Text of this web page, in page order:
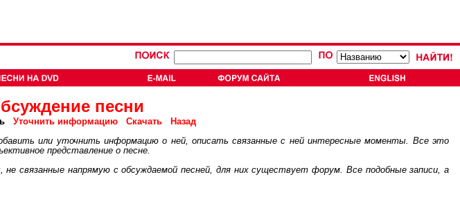
песни
Уточнить информацию Скачать
Назад
или уточнить информацию о ней, описать связанные с ней интересные моменты. Все это
представление о песне.
не связанные напрямую с обсуждаемой песней, для них существует форум. Все подобные записи, а